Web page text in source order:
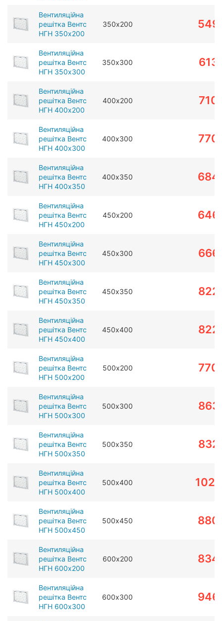
Вентиляційна
решітка Вентс
НГН 350х200
350х200 549
Вентиляційна
решітка Вентс
НГН 350х300
350х300 613
Вентиляційна
решітка Вентс
НГН 400х200
400х200 710
Вентиляційна
решітка Вентс
НГН 400х300
400х300 770
Вентиляційна
решітка Вентс
НГН 400х350
400х350 684
Вентиляційна
решітка Вентс
НГН 450х200
450х200 646
Вентиляційна
решітка Вентс
НГН 450х300
450х300 666
Вентиляційна
решітка Вентс
НГН 450х350
450х350 822
Вентиляційна
решітка Вентс
НГН 450х400
450х400 822
Вентиляційна
решітка Вентс
НГН 500х200
500х200 770
Вентиляційна
решітка Вентс
НГН 500х300
500х300 863
Вентиляційна
решітка Вентс
НГН 500х350
500х350 832
Вентиляційна
решітка Вентс
НГН 500х400
500х400 1022
Вентиляційна
решітка Вентс
НГН 500х450
500х450 880
Вентиляційна
решітка Вентс
НГН 600х200
600х200 834
Вентиляційна
решітка Вентс
НГН 600х300
600х300 946